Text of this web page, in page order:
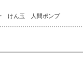
けん玉 人間ポンプ